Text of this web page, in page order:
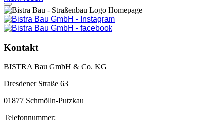
Kontakt
BISTRA Bau GmbH & Co. KG
Dresdener Straße 63
01877 Schmölln-Putzkau
Telefonnummer: